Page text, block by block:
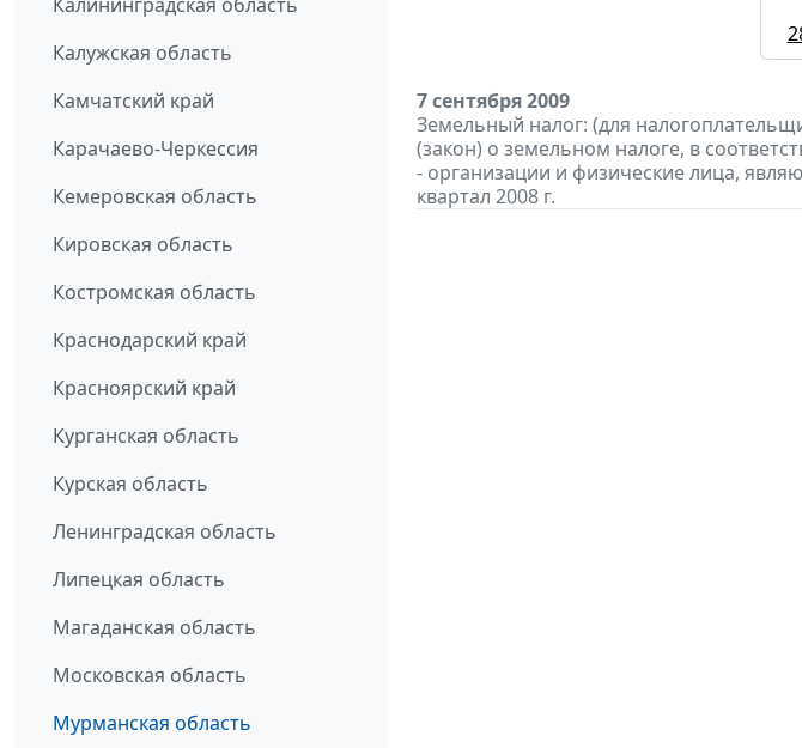
Калужская область
Камчатский край
Карачаево-Черкессия
Кемеровская область
Кировская область
Костромская область
Краснодарский край
Красноярский край
Курганская область
Курская область
Ленинградская область
Липецкая область
Магаданская область
Московская область
Мурманская область
7 сентября 2009
Земельный налог: (для
(закон) о земельном налоге, в
- организации и физические лица,
квартал 2008 г.